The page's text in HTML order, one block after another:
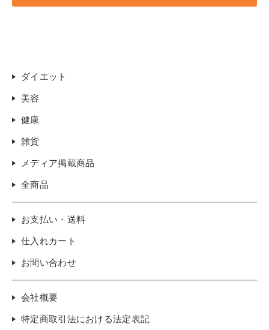
ダイエット
美容
健康
雑貨
メディア掲載商品
全商品
お支払い・送料
仕入れカート
お問い合わせ
会社概要
特定商取引法における法定表記